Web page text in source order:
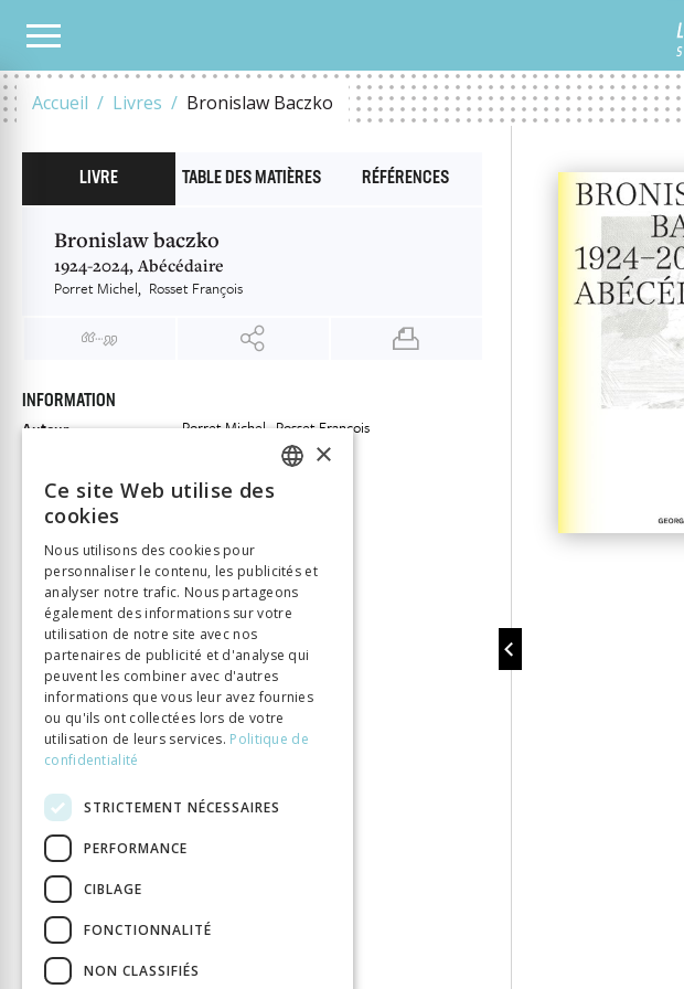
Accueil Livres Bronislaw Baczko
NOTRE CATALOGUE
LIVRE TABLE DES MATIÈRES RÉFÉRENCES
Bronislaw baczko
1924-2024, Abécédaire
Porret Michel Rosset François
INFORMATION
Auteur Porret Michel Rosset François
ISBN
9782825713648
Langue
Nombre de pages
448
Parution
12 déc. 2024
Thème
Lumières
Format
140x225
Type de livre
Ouvrage collectif
ITALIAN
×
Ce site Web utilise des
cookies
Nous utilisons des cookies pour
personnaliser le contenu, les publicités et
analyser notre trafic. Nous partageons
également des informations sur votre
utilisation de notre site avec nos
partenaires de publicité et d'analyse qui
peuvent les combiner avec d'autres
informations que vous leur avez fournies
ou qu'ils ont collectées lors de votre
utilisation de leurs services. Politique de
confidentialité
STRICTEMENT NÉCESSAIRES
PERFORMANCE
CIBLAGE
FONCTIONNALITÉ
NON CLASSIFIÉS